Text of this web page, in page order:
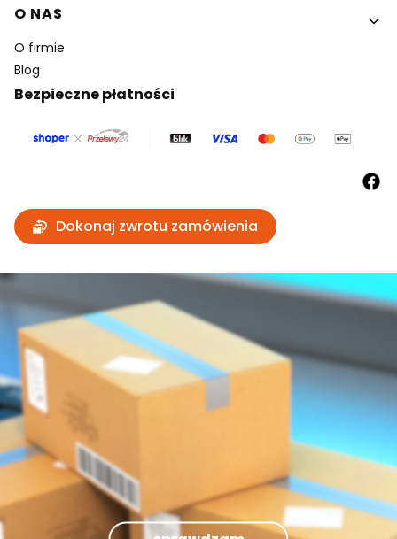
O NAS
O firmie
Blog
Bezpieczne płatności
Dokonaj zwrotu zamówienia